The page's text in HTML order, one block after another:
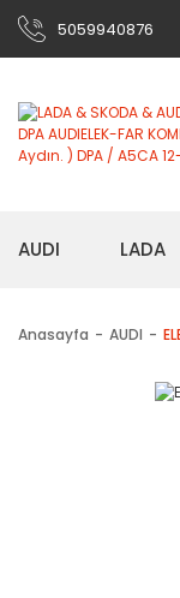
5059940876
AUDI LADA
Anasayfa AUDI